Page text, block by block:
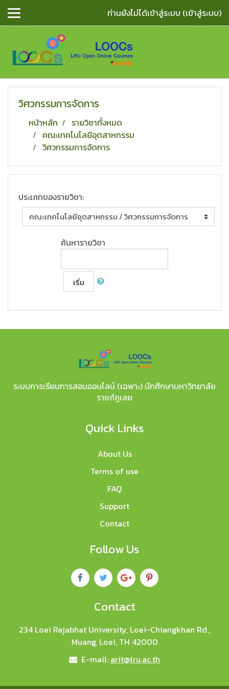
ข้ามไปยังเนื้อหาหลัก
ท่านยังไม่ได้เข้าสู่ระบบ (เข้าสู่ระบบ)
วิศวกรรมการจัดการ
หน้าหลัก
รายวิชาทั้งหมด
คณะเทคโนโลยีอุตสาหกรรม
วิศวกรรมการจัดการ
ประเภทของรายวิชา:
ค้นหารายวิชา
เริ่ม
ระบบการเรียนการสอนออนไลน์ (เฉพาะ) นักศึกษามหาวิทยาลัย
ราชภัฏเลย
Quick Links
About Us
Terms of use
FAQ
Support
Contact
Follow Us
Contact
234 Loei Rajabhat University, Loei-Chiangkhan Rd.,
Muang, Loei, TH 42000
E-mail: arit@lru.ac.th